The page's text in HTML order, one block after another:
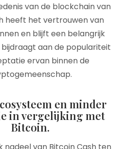
van de blockchain van
heeft het vertrouwen van
en blijft een belangrijk
aan de populariteit
ervan binnen de
en minder
in vergelijking met
Bitcoin.